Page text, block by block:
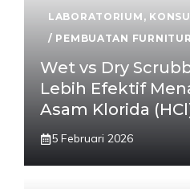
LABORATORIUM ,
/ PEMBUATAN
Wet vs Dry
Lebih Efektif
Asam Klorida
5 Februari 2026